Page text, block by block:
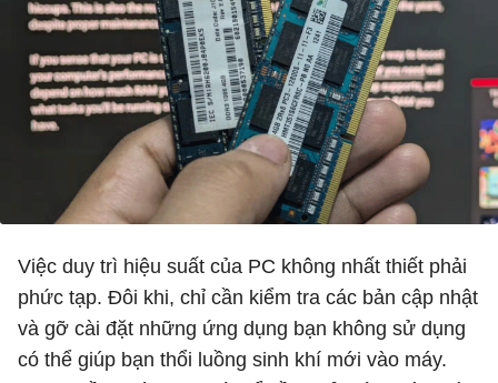
Việc duy trì hiệu suất của PC không nhất thiết phải
phức tạp. Đôi khi, chỉ cần kiểm tra các bản cập nhật
và gỡ cài đặt những ứng dụng bạn không sử dụng
có thể giúp bạn thổi luồng sinh khí mới vào máy.